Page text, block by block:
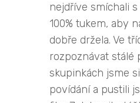
nejdříve smíchali
100% tukem, aby
dobře držela. Ve
rozpoznávat stálé
skupinkách jsme
povídání a pustili